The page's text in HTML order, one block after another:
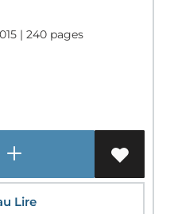
| 240 pages
Lire